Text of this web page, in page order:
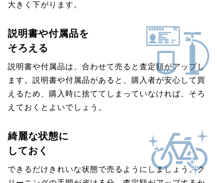
大きく下がります。
説明書や付属品を
そろえる
説明書や付属品は、合わせて売ると査定額がアップし
ます。説明書や付属品があると、購入者が安心して買
えるため、購入時に捨ててしまっていなければ、そろ
えておくとよいでしょう。
綺麗な状態に
しておく
できるだけきれいな状態で売るようにしましょう。ク